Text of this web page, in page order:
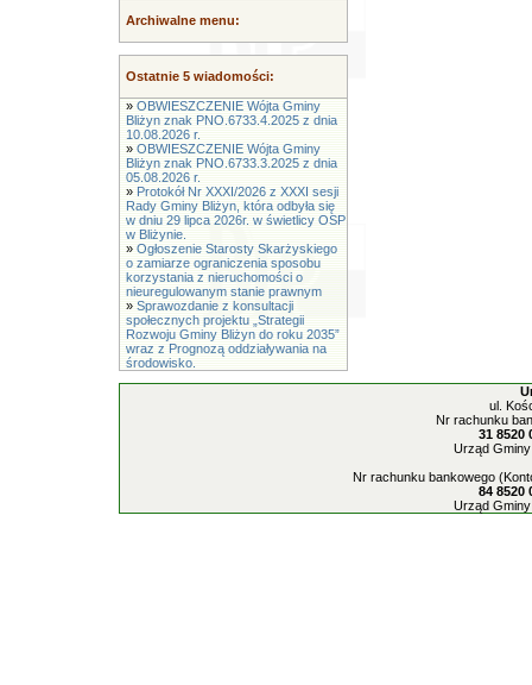
Archiwalne menu:
Ostatnie 5 wiadomości:
» OBWIESZCZENIE Wójta Gminy
Bliżyn znak PNO.6733.4.2025 z dnia
10.08.2026 r.
» OBWIESZCZENIE Wójta Gminy
Bliżyn znak PNO.6733.3.2025 z dnia
05.08.2026 r.
» Protokół Nr XXXI/2026 z XXXI sesji
Rady Gminy Bliżyn, która odbyła się
w dniu 29 lipca 2026r. w świetlicy OSP
w Bliżynie.
» Ogłoszenie Starosty Skarżyskiego
o zamiarze ograniczenia sposobu
korzystania z nieruchomości o
nieuregulowanym stanie prawnym
» Sprawozdanie z konsultacji
społecznych projektu „Strategii
Rozwoju Gminy Bliżyn do roku 2035”
wraz z Prognozą oddziaływania na
środowisko.
ul.
Nr rachunku
31 8520
Urząd
Nr rachunku bankowego
84 8520
Urząd